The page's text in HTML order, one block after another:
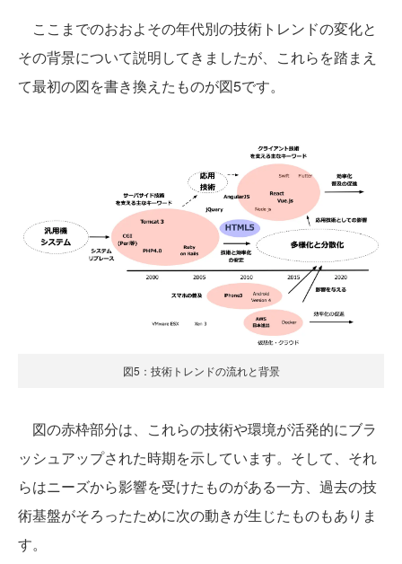
ここまでのおおよその年代別の技術トレンドの変化と
その背景について説明してきましたが、これらを踏まえ
て最初の図を書き換えたものが図5です。
図5：技術トレンドの流れと背景
図の赤枠部分は、これらの技術や環境が活発的にブラ
ッシュアップされた時期を示しています。そして、それ
らはニーズから影響を受けたものがある一方、過去の技
術基盤がそろったために次の動きが生じたものもありま
す。